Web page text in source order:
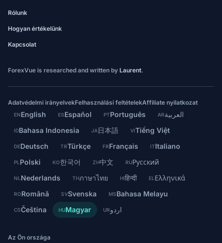
Rólunk
Hogyan értékelünk
Kapcsolat
ForexVue is researched and written by Laurent.
Adatvédelmi irányelvekFelhasználási feltételekAffiliate nyilatkozat
ENEnglish ESEspañol PTPortuguês ARالعربية
IDBahasa Indonesia JA日本語 VITiếng Việt
DEDeutsch TRTürkçe FRFrançais ITItaliano
PL Polski KO한국어 ZH中文 RUРусский
NL Nederlands THภาษาไทย HIहिन्दी EL Ελληνικά
RORomână SVSvenska MSBahasa Melayu
CSČeština HUMagyar URاردو
Az Ön országa